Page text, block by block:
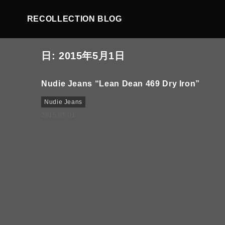
RECOLLECTION BLOG
日: 2015年5月1日
Nudie Jeans “Lean Dean 469 Dry Iron”
Nudie Jeans